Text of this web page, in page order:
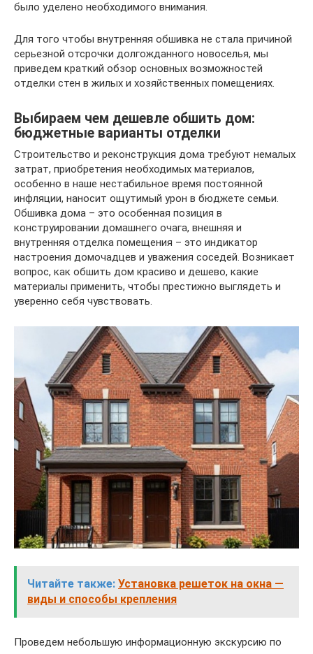
было уделено необходимого внимания.
Для того чтобы внутренняя обшивка не стала причиной
серьезной отсрочки долгожданного новоселья, мы
приведем краткий обзор основных возможностей
отделки стен в жилых и хозяйственных помещениях.
Выбираем чем дешевле обшить дом:
бюджетные варианты отделки
Строительство и реконструкция дома требуют немалых
затрат, приобретения необходимых материалов,
особенно в наше нестабильное время постоянной
инфляции, наносит ощутимый урон в бюджете семьи.
Обшивка дома – это особенная позиция в
конструировании домашнего очага, внешняя и
внутренняя отделка помещения – это индикатор
настроения домочадцев и уважения соседей. Возникает
вопрос, как обшить дом красиво и дешево, какие
материалы применить, чтобы престижно выглядеть и
уверенно себя чувствовать.
Читайте также: Установка решеток на окна —
виды и способы крепления
Проведем небольшую информационную экскурсию по